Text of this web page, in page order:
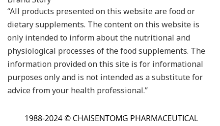
“All products presented on this website are food or
dietary supplements. The content on this website is
only intended to inform about the nutritional and
physiological processes of the food supplements. The
information provided on this site is for informational
purposes only and is not intended as a substitute for
advice from your health professional.”
1988-2024 © CHAISENTOMG PHARMACEUTICAL